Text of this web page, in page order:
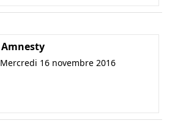
Amnesty
Mercredi 16 novembre 2016